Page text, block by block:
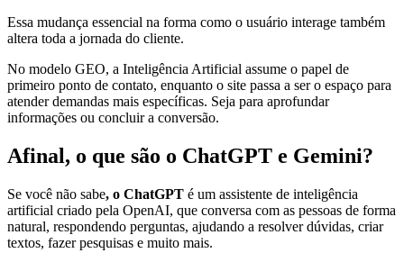
Essa mudança essencial na forma como o usuário interage também
altera toda a jornada do cliente.
No modelo GEO, a Inteligência Artificial assume o papel de
primeiro ponto de contato, enquanto o site passa a ser o espaço para
atender demandas mais específicas. Seja para aprofundar
informações ou concluir a conversão.
Afinal, o que são o ChatGPT e Gemini?
Se você não sabe, o ChatGPT é um assistente de inteligência
artificial criado pela OpenAI, que conversa com as pessoas de forma
natural, respondendo perguntas, ajudando a resolver dúvidas, criar
textos, fazer pesquisas e muito mais.